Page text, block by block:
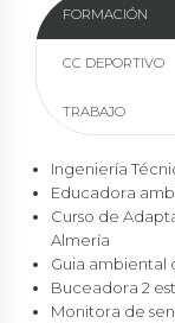
FORMACIÓN
CC DEPORTIVO
TRABAJO
Ingeniería
Educadora
Curso de
Almería
Guia ambiental
Buceadora 2
Monitora de